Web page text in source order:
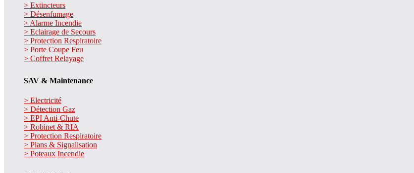
> Extincteurs
> Désenfumage
> Alarme Incendie
> Eclairage de Secours
> Protection Respiratoire
> Porte Coupe Feu
> Coffret Relayage
SAV & Maintenance
> Electricité
> Détection Gaz
> EPI Anti-Chute
> Robinet & RIA
> Protection Respiratoire
> Plans & Signalisation
> Poteaux Incendie